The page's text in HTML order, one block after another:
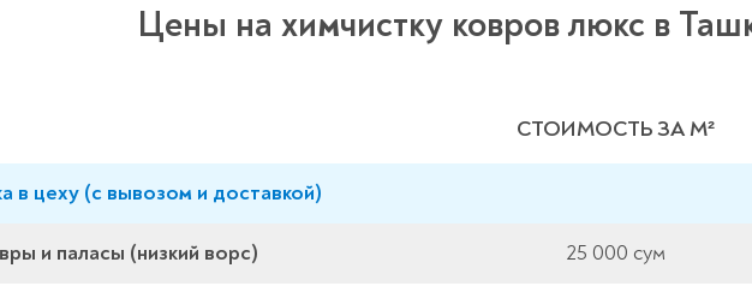
Цены на химчистку ковров люкс в
СТОИМОСТЬ ЗА М²
в цеху (с вывозом и доставкой)
и паласы (низкий ворс) 25 000 сум